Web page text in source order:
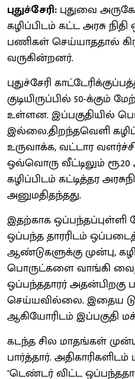
புதுச்சேரி: புதுவை அருகே
கழிப்பிடம் கட்ட அரசு
பணிகள் செய்யாததால்
வருகின்றனர்.
புதுச்சேரி
குடியிருப்பில் 50-க்கும்
உள்ளன. இப்பகுதியில்
இல்லை.திறந்தவெளி
உருவாக்க, வட்டார
ஒவ்வொரு வீட்டிலும்
கழிப்பிடம் கட்டித்தர
அனுமதிதந்தது.
இதற்காக
ஒப்பந்த தாரரிடம்
ஆண்டுகளுக்கு முன்பு,
பொருட்களை வாங்கி
ஒப்பந்ததாரர்
செய்யவில்லை. இதைய
ஆகியோரிடம் இப்பகுதி
கடந்த சில மாதங்கள்
பார்த்தார்.
"டெண்டர் விட்ட